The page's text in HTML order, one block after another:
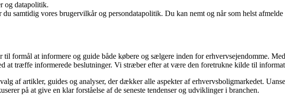
og datapolitik.
samtidig vores brugervilkår og persondatapolitik. Du kan nemt og når som helst
formål at informere og guide både købere og sælgere inden for erhvervsejendomme.
at træffe informerede beslutninger. Vi stræber efter at være den foretrukne kilde til
af artikler, guides og analyser, der dækker alle aspekter af erhvervsboligmarkedet.
på at give en klar forståelse af de seneste tendenser og udviklinger i branchen.